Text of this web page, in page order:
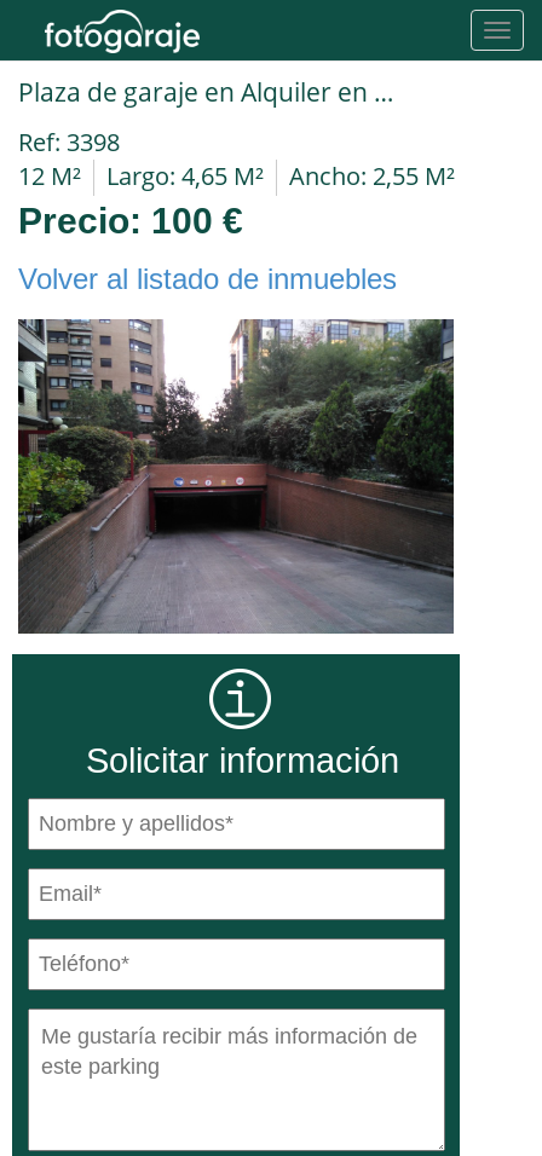
Plaza de garaje en Alquiler en Madrid en PACíFICO Calle Téllez
Ref: 3398
12 M²
Largo: 4,65 M² Ancho: 2,55 M²
Precio: 100 €
Volver al listado de inmuebles
Solicitar información